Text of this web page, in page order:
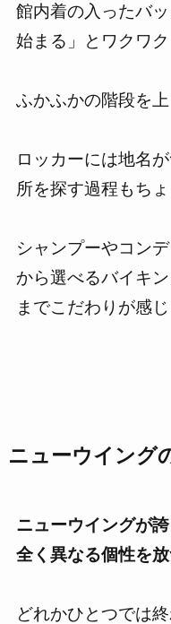
館内着の入ったバ
始まる」とワクワク
ふかふかの階段を上
ロッカーには地名
所を探す過程もち
シャンプーやコン
から選べるバイキ
までこだわりが感じ
ニューウイング
ニューウイングが
全く異なる個性を
どれかひとつでは